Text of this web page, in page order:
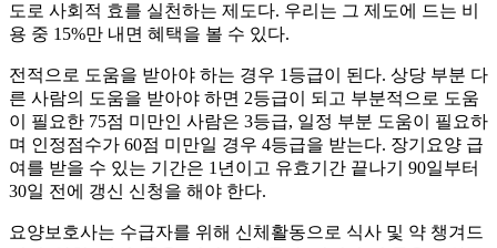
도로 사회적 효를 실천하는 제도다. 우리는 그 제도에 드는 비
용 중 15%만 내면 혜택을 볼 수 있다.
전적으로 도움을 받아야 하는 경우 1등급이 된다. 상당 부분 다
른 사람의 도움을 받아야 하면 2등급이 되고 부분적으로 도움
이 필요한 75점 미만인 사람은 3등급, 일정 부분 도움이 필요하
며 인정점수가 60점 미만일 경우 4등급을 받는다. 장기요양 급
여를 받을 수 있는 기간은 1년이고 유효기간 끝나기 90일부터
30일 전에 갱신 신청을 해야 한다.
요양보호사는 수급자를 위해 신체활동으로 식사 및 약 챙겨드